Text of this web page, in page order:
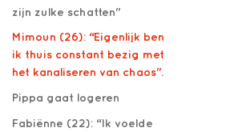
zijn zulke schatten"
Mimoun (26): “Eigenlijk ben
ik thuis constant bezig met
het kanaliseren van chaos".
Pippa gaat logeren
Fabiënne (22): “Ik voelde